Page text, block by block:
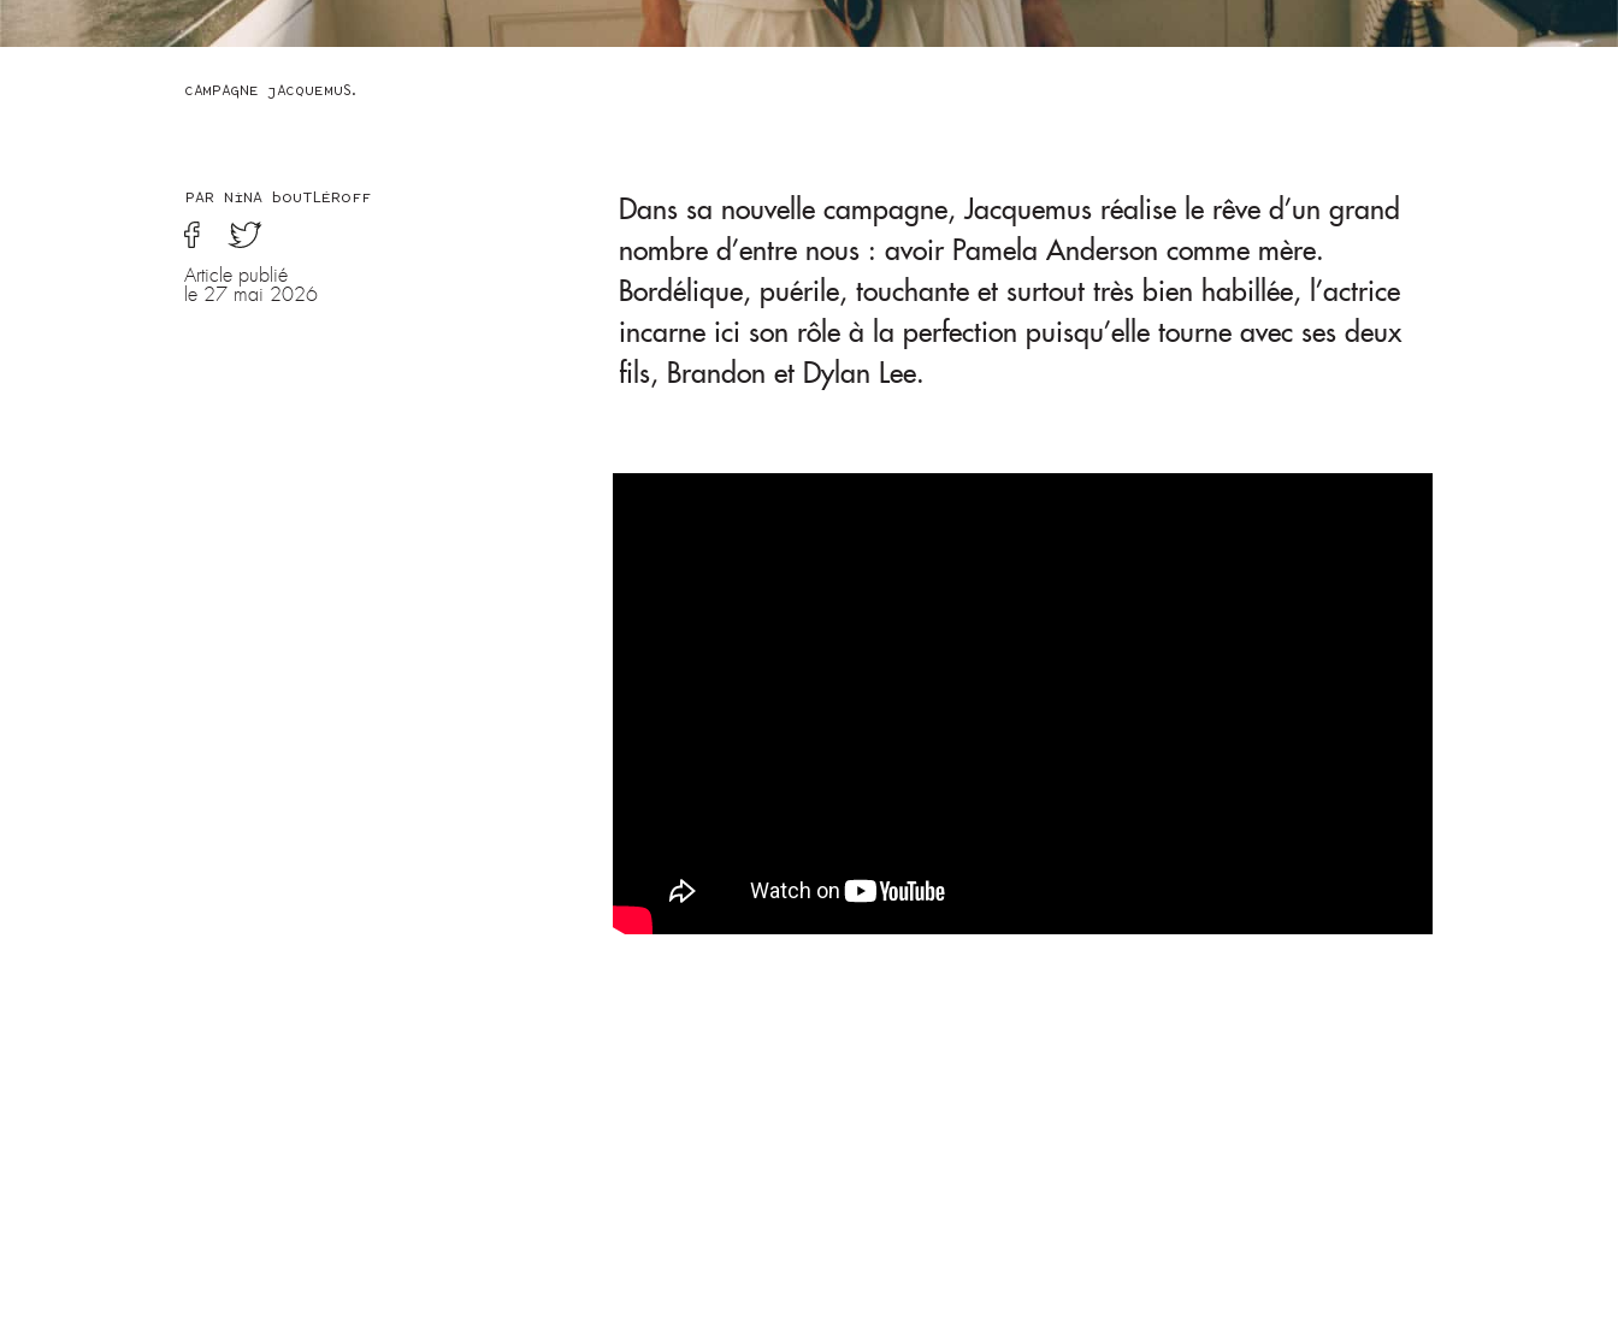
CAMPAGNE JACQUEMUS.
PAR NINA BOUTLÉROFF
Article publié
le 27 mai 2026
Dans sa nouvelle campagne, Jacquemus réalise le rêve d’un grand
nombre d’entre nous : avoir Pamela Anderson comme mère.
Bordélique, puérile, touchante et surtout très bien habillée, l’actrice
incarne ici son rôle à la perfection puisqu’elle tourne avec ses deux
fils, Brandon et Dylan Lee.